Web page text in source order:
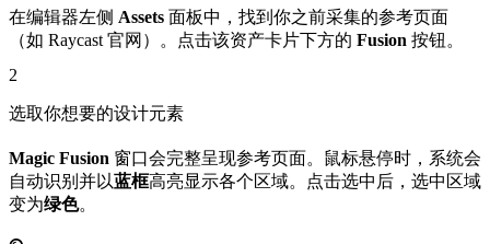
在编辑器左侧 Assets 面板中，找到你之前采集的参考页面
（如 Raycast 官网）。点击该资产卡片下方的 Fusion 按钮。
2
选取你想要的设计元素
Magic Fusion 窗口会完整呈现参考页面。鼠标悬停时，系统会
自动识别并以蓝框高亮显示各个区域。点击选中后，选中区域
变为绿色。